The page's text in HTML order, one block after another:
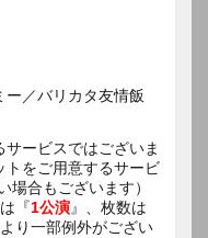
ー／バリカタ友情飯
サービスではございま
トをご用意するサービ
場合もございます）
『1公演』、枚数は
り一部例外がござい